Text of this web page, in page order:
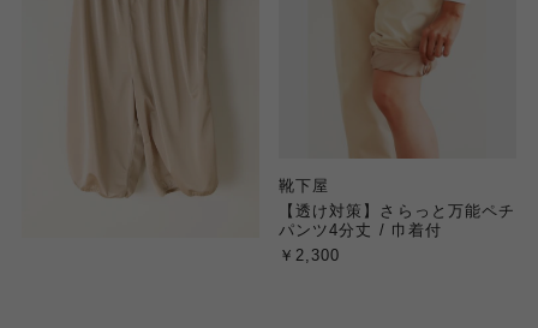
靴下屋
【透け対策】さらっと万能ペチ
パンツ4分丈 / 巾着付
￥2,300